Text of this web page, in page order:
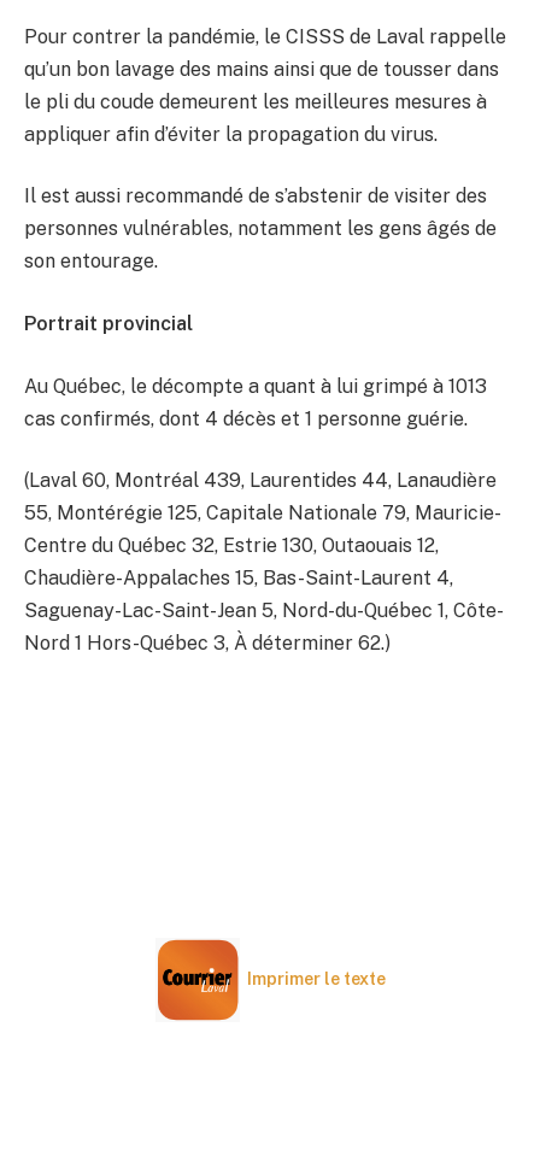
Pour contrer la pandémie, le CISSS de Laval rappelle
qu’un bon lavage des mains ainsi que de tousser dans
le pli du coude demeurent les meilleures mesures à
appliquer afin d’éviter la propagation du virus.
Il est aussi recommandé de s’abstenir de visiter des
personnes vulnérables, notamment les gens âgés de
son entourage.
Portrait provincial
Au Québec, le décompte a quant à lui grimpé à 1013
cas confirmés, dont 4 décès et 1 personne guérie.
(Laval 60, Montréal 439, Laurentides 44, Lanaudière
55, Montérégie 125, Capitale Nationale 79, Mauricie-
Centre du Québec 32, Estrie 130, Outaouais 12,
Chaudière-Appalaches 15, Bas-Saint-Laurent 4,
Saguenay-Lac-Saint-Jean 5, Nord-du-Québec 1, Côte-
Nord 1 Hors-Québec 3, À déterminer 62.)
Imprimer le texte